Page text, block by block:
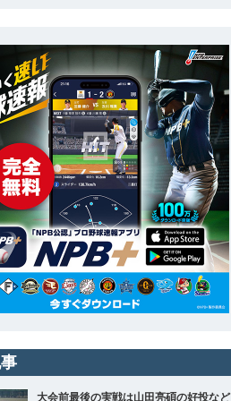
大会前最後の実戦は山田亮碩の好投など